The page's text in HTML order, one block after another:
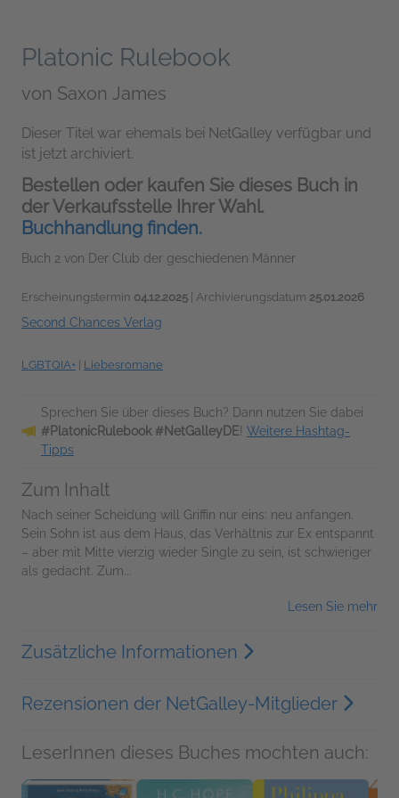
Platonic Rulebook
von Saxon James
Dieser Titel war ehemals bei NetGalley verfügbar und
ist jetzt archiviert.
Bestellen oder kaufen Sie dieses Buch in
der Verkaufsstelle Ihrer Wahl.
Buchhandlung finden.
Buch 2 von Der Club der geschiedenen Männer
Erscheinungstermin 04.12.2025 | Archivierungsdatum 25.01.2026
Second Chances Verlag
LGBTQIA+ Liebesromane
Sprechen Sie über dieses Buch? Dann nutzen Sie dabei
#PlatonicRulebook #NetGalleyDE! Weitere Hashtag-
Tipps
Zum Inhalt
Nach seiner Scheidung will Griffin nur eins: neu anfangen.
Sein Sohn ist aus dem Haus, das Verhältnis zur Ex entspannt
– aber mit Mitte vierzig wieder Single zu sein, ist schwieriger
als gedacht. Zum...
Lesen Sie mehr
Zusätzliche Informationen
Rezensionen der NetGalley-Mitglieder
LeserInnen dieses Buches mochten auch: